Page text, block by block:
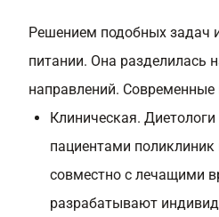
Решением подобных задач
питании. Она разделилась
направлений. Современные
Клиническая.
пациентами поликлиник
совместно с лечащими
разрабатывают